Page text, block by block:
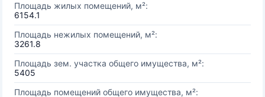
Площадь жилых помещений, м²:
6154.1
Площадь нежилых помещений, м²:
3261.8
Площадь зем. участка общего имущества, м²:
5405
Площадь помещений общего имущества, м²: